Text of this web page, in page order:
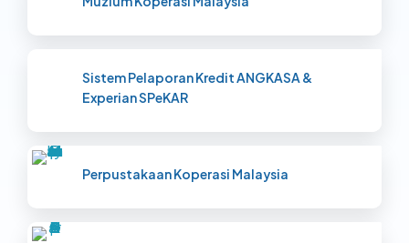
Sistem Pelaporan KreditANGKASA&
ExperianSPeKAR
Perpustakaan Koperasi Malaysia